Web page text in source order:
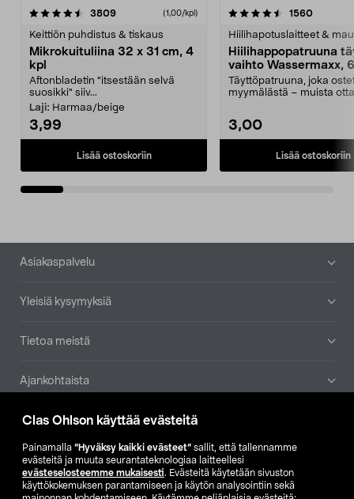
Clas Ohlson käyttää evästeitä
Painamalla ”Hyväksy kaikki evästeet” sallit, että tallennamme
evästeitä ja muuta seurantateknologiaa laitteellesi
evästeselosteemme mukaisesti. Evästeitä käytetään sivuston
käyttökokemuksen parantamiseen ja käytön analysointiin sekä
3809arvostelut (1,00/kpl)
Keittiön puhdistus & tiskaus
Mikrokuituliina 32 x 31 cm, 4
kpl
Aftonbladetin "itsestään selvä
suosikki" siiv...
Laji: Harmaa/beige
3,99
Lisää ostoskoriin
4.5viidestä
1560
Hiilihapotuslaitteet &
Hiilihappopatruuna
vaihto Wassermaxx,
Täyttöpatruuna, joka
myymälästä – muista
3,00
Lisää ostoskoriin
4.5viidestä
Alatunniste
Asiakaspalvelu
Yleisiä kysymyksiä
Tietoa meistä
Ajankohtaista
Muut yrityksemme
Etsi myymälä